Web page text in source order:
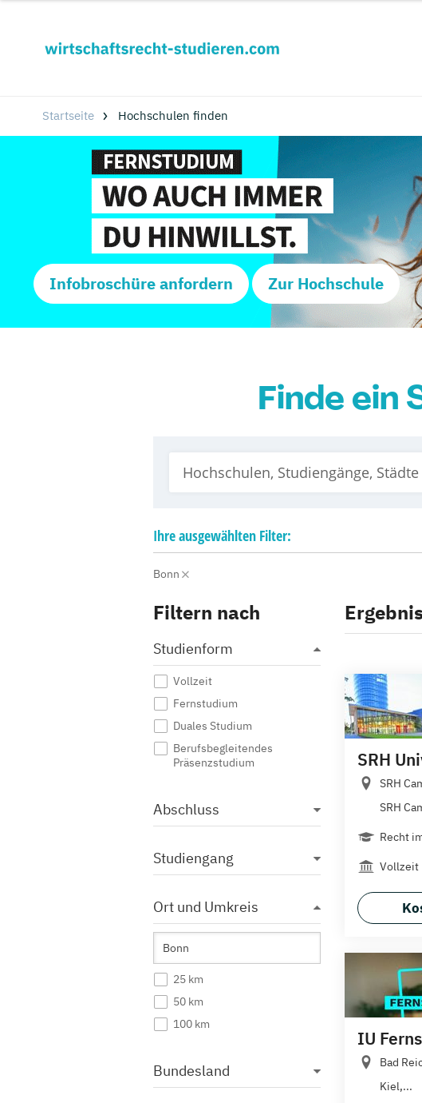
Startseite Hochschulen finden
Infobroschüre anfordern Zur Hochschule
Finde ein
Ihreausgewählten Filter:
Bonn
Filtern nach
Studienform
Vollzeit
Fernstudium
Duales Studium
Berufsbegleitendes
Präsenzstudium
Abschluss
Studiengang
Ort und Umkreis
25 km
50 km
100 km
Bundesland
SRH
SRH
SRH
Recht
Vollzeit
IU
Bad
Kiel,...